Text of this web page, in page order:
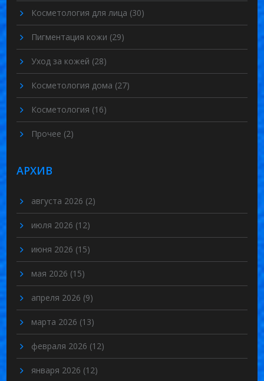
Косметология для лица (30)
Пигментация кожи (29)
Уход за кожей (28)
Косметология дома (27)
Косметология (16)
Прочее (2)
АРХИВ
августа 2026 (2)
июля 2026 (12)
июня 2026 (15)
мая 2026 (15)
апреля 2026 (9)
марта 2026 (13)
февраля 2026 (12)
января 2026 (12)